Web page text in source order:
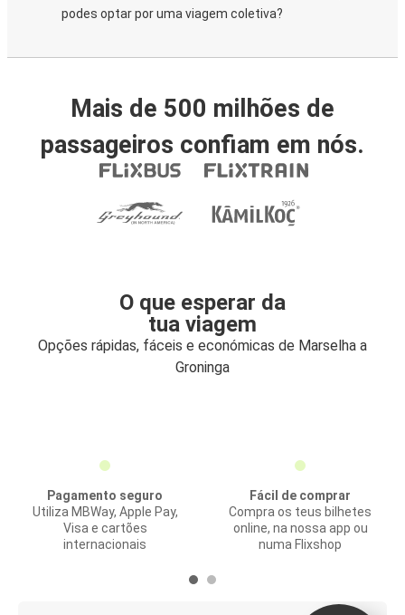
podes optar por uma viagem coletiva?
Mais de 500 milhões de
passageiros confiam em nós.
O que esperar da
tua viagem
Opções rápidas, fáceis e económicas de Marselha a
Groninga
Pagamento seguro
Utiliza MBWay, Apple Pay,
Visa e cartões
internacionais
Fácil de comprar
Compra os teus bilhetes
online, na nossa app ou
numa Flixshop